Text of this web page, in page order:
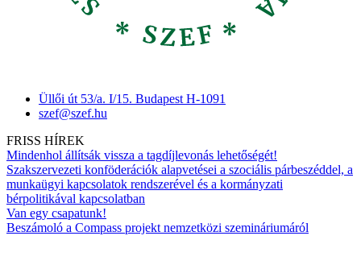
Üllői út 53/a. I/15. Budapest H-1091
szef@szef.hu
FRISS HÍREK
Mindenhol állítsák vissza a tagdíjlevonás lehetőségét!
Szakszervezeti konföderációk alapvetései a szociális párbeszéddel, a
munkaügyi kapcsolatok rendszerével és a kormányzati
bérpolitikával kapcsolatban
Van egy csapatunk!
Beszámoló a Compass projekt nemzetközi szemináriumáról